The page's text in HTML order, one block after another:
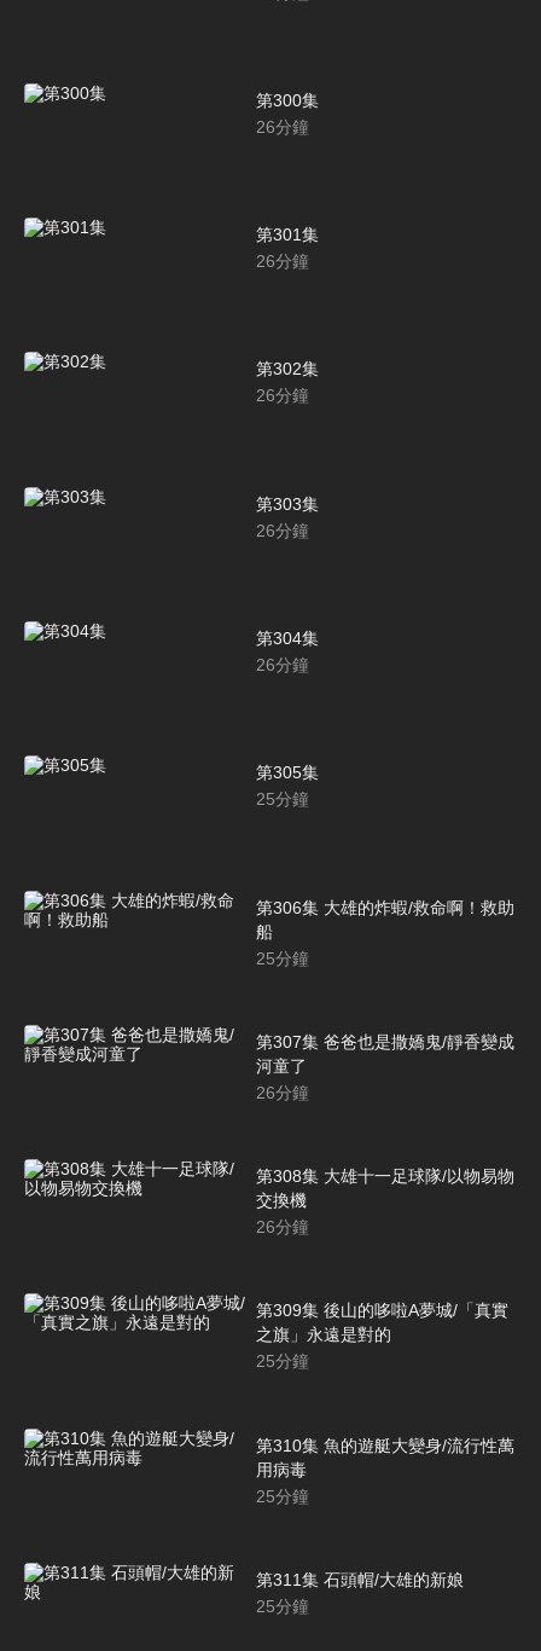
第300集
26分鐘
第301集
26分鐘
第302集
26分鐘
第303集
26分鐘
第304集
26分鐘
第305集
25分鐘
第306集 大雄的炸蝦/救命啊！救助
船
25分鐘
第307集 爸爸也是撒嬌鬼/靜香變成
河童了
26分鐘
第308集 大雄十一足球隊/以物易物
交換機
26分鐘
第309集 後山的哆啦A夢城/「真實
之旗」永遠是對的
25分鐘
第310集 魚的遊艇大變身/流行性萬
用病毒
25分鐘
第311集 石頭帽/大雄的新娘
25分鐘